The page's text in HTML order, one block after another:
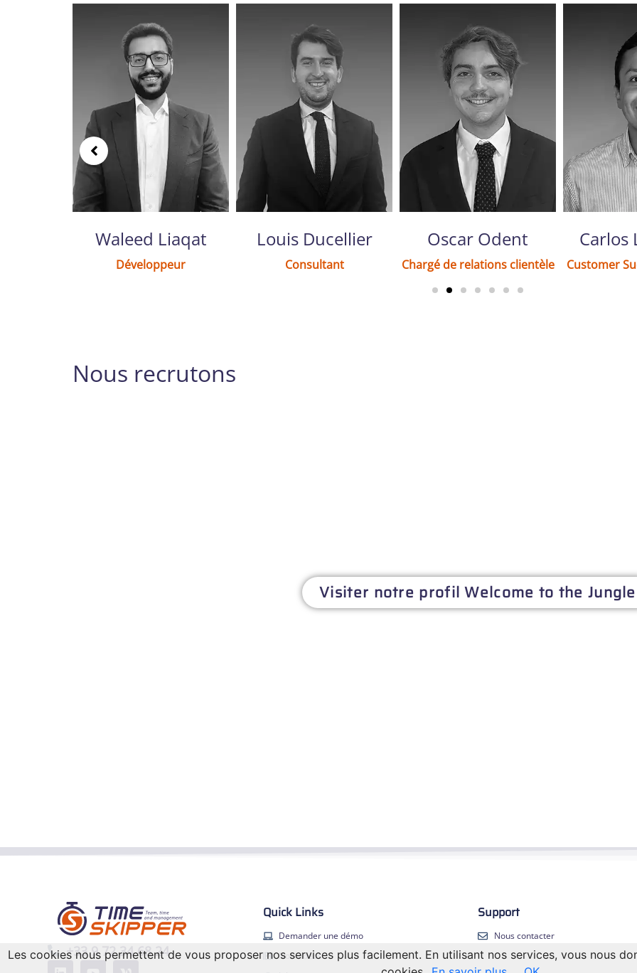
Waleed Liaqat
Développeur
Louis Ducellier
Consultant
Oscar Odent
Chargé de relations clientèle
Carlos
Customer
Nous recrutons
Visiter notre profil Welcome to the Jungle
+33 9 72 34 68 24
EN
Quick Links
Demander une démo
Nos vidéos
Support
Nous contacter
Les cookies nous permettent de vous proposer nos services plus facilement. En utilisant nos services, vous nous